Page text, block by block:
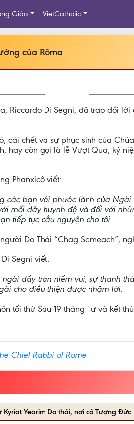
Giáo VietCatholic
của Rôma
Riccardo Di Segni, đã trao đổi
cái chết và sự phục sinh của
hay còn gọi là lễ Vượt Qua, kỷ
Phanxicô viết:
các bạn với phước lành của
mối dây huynh đệ và đối với
tiếp tục cầu nguyện cho tôi.
Do Thái “Chag Sameach”,
Segni viết:
đầy tràn niềm vui, sự thanh
cho điều thiện được nhậm lời.
tối thứ Sáu 19 tháng Tư và kết
Chief Rabbi of Rome
Yearim Do thái, nơi có Tượng Đức